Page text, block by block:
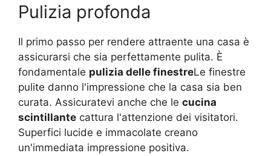
Pulizia profonda
Il primo passo per rendere attraente una casa è
assicurarsi che sia perfettamente pulita. È
fondamentale pulizia delle finestreLe finestre
pulite danno l'impressione che la casa sia ben
curata. Assicuratevi anche che le cucina
scintillante cattura l'attenzione dei visitatori.
Superfici lucide e immacolate creano
un'immediata impressione positiva.